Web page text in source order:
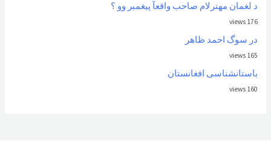
د لغمان مهترلام صاحب واقعآ پیغمبر وو ؟
176 views
در سوگ احمد ظاهر
165 views
باستانشناسی افغانستان
160 views